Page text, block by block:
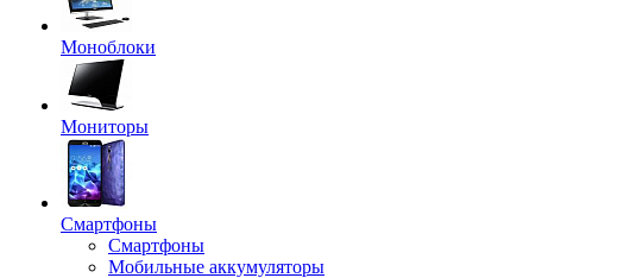
Моноблоки
Мониторы
Смартфоны
Смартфоны
Мобильные аккумуляторы